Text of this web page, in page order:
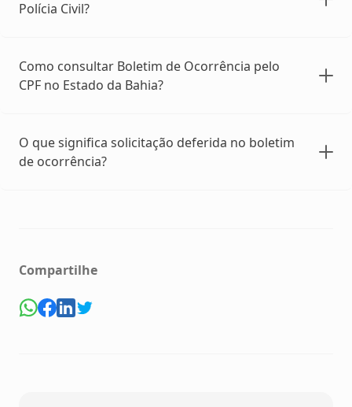
Polícia Civil?
Como consultar Boletim de Ocorrência pelo
CPF no Estado da Bahia?
O que significa solicitação deferida no boletim
de ocorrência?
Compartilhe